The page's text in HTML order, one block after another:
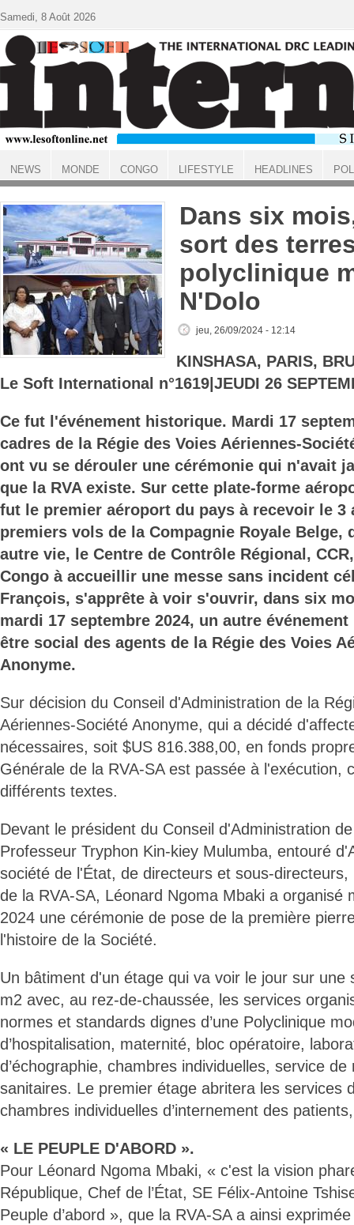
ACCUEIL
Dans six
sort des
polyclinique
N'Dolo
jeu, 26/09/2024 - 12:14
KINSHASA, PARIS,
Le Soft International n°1619|JEUDI 26
Ce fut l'événement historique. Mardi 17
cadres de la Régie des Voies Aériennes-
ont vu se dérouler une cérémonie qui n'avait
que la RVA existe. Sur cette plate-forme
fut le premier aéroport du pays à recevoir le 3
premiers vols de la Compagnie Royale Belge,
autre vie, le Centre de Contrôle Régional,
Congo à accueillir une messe sans incident
François, s'apprête à voir s'ouvrir, dans six
mardi 17 septembre 2024, un autre
être social des agents de la Régie des Voies
Anonyme.
Sur décision du Conseil d'Administration de la
Aériennes-Société Anonyme, qui a décidé
nécessaires, soit $US 816.388,00, en fonds
Générale de la RVA-SA est passée à l'exécution,
différents textes.
Devant le président du Conseil d'Administration
Professeur Tryphon Kin-kiey Mulumba, entouré
société de l'État, de directeurs et sous-
de la RVA-SA, Léonard Ngoma Mbaki a organisé
2024 une cérémonie de pose de la première
l'histoire de la Société.
Un bâtiment d'un étage qui va voir le jour sur une
m2 avec, au rez-de-chaussée, les services
normes et standards dignes d’une Polyclinique
d’hospitalisation, maternité, bloc opératoire,
d’échographie, chambres individuelles, service de
sanitaires. Le premier étage abritera les services
chambres individuelles d’internement des
« LE PEUPLE D'ABORD ».
Pour Léonard Ngoma Mbaki, « c'est la vision
République, Chef de l’État, SE Félix-Antoine
Peuple d’abord », que la RVA-SA a ainsi
Samedi, 8 Août 2026
NEWS MONDE CONGO LIFESTYLE HEADLINES